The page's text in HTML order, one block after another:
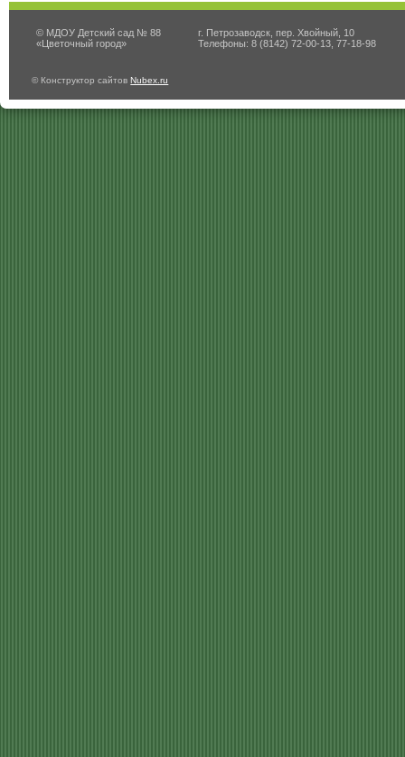
© МДОУ Детский сад № 88
«Цветочный город»
г. Петрозаводск, пер. Хвойный, 10
Телефоны: 8 (8142) 72-00-13, 77-18-98
© Конструктор сайтовNubex.ru